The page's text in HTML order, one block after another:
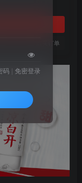
买，可保存购买订单
码 | 免密登录